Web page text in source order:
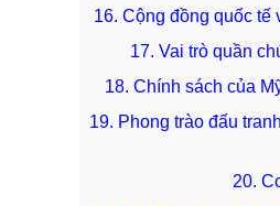
16. Cộng đồng quốc tế
17. Vai trò quần
18. Chính sách của
19. Phong trào đấu
20.